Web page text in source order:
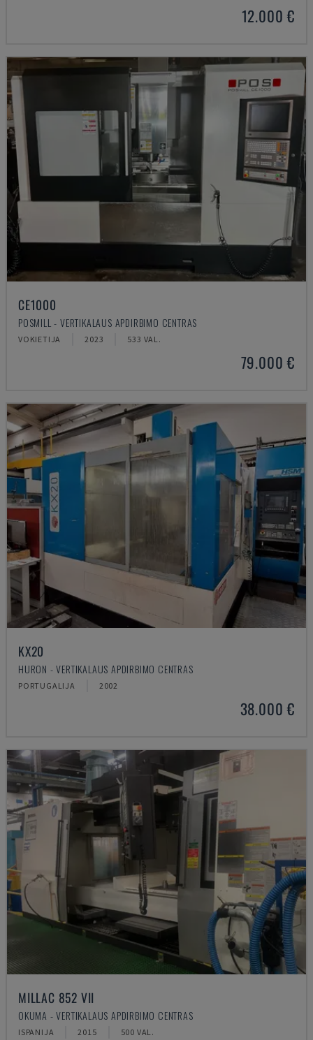
12.000 €
CE1000
POSMILL - VERTIKALAUS APDIRBIMO CENTRAS
VOKIETIJA 2023 533 VAL.
79.000 €
KX20
HURON - VERTIKALAUS APDIRBIMO CENTRAS
PORTUGALIJA 2002
38.000 €
MILLAC 852 VII
OKUMA - VERTIKALAUS APDIRBIMO CENTRAS
ISPANIJA 2015 500 VAL.